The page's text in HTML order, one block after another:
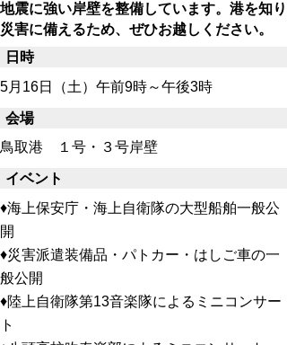
地震に強い岸壁を整備しています。港を知り
災害に備えるため、ぜひお越しください。
日時
5月16日（土）午前9時～午後3時
会場
鳥取港 １号・３号岸壁
イベント
♦海上保安庁・海上自衛隊の大型船舶一般公
開
♦災害派遣装備品・パトカー・はしご車の一
般公開
♦陸上自衛隊第13音楽隊によるミニコンサー
ト